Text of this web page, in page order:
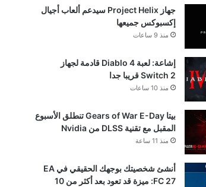
جهاز Project Helix سيدعم ألعاب أجيال
إكسبوكس جميعها
منذ 9 ساعات
إشاعة: لعبة Diablo 4 قادمة لجهاز
Switch 2 قريبا جدا
منذ 10 ساعات
بيتا Gears of War E-Day تنطلق الأسبوع
المقبل مع تقنية DLSS من Nvidia
منذ 11 ساعة
أنشئ شخصيتك بوجهك الحقيقي في EA
FC 27: ميزة قد تعود بعد أكثر من 10